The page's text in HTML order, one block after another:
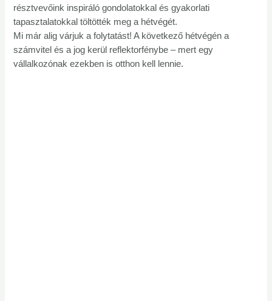
résztvevőink inspiráló gondolatokkal és gyakorlati
tapasztalatokkal töltötték meg a hétvégét.
Mi már alig várjuk a folytatást! A következő hétvégén a
számvitel és a jog kerül reflektorfénybe – mert egy
vállalkozónak ezekben is otthon kell lennie.